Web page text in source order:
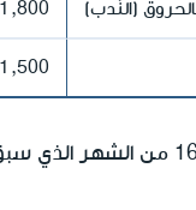
(النُدب) 1,800 دولار
1,500 دولار